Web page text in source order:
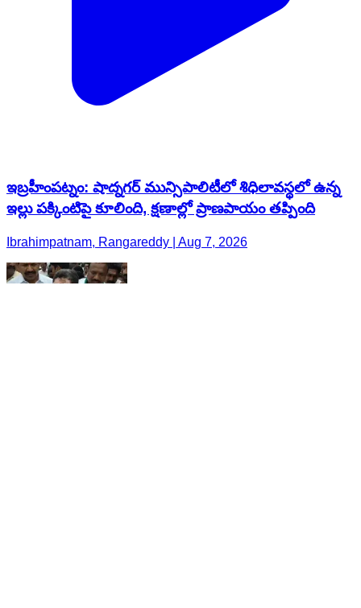
ఇబ్రహీంపట్నం: షాద్నగర్ మున్సిపాలిటీలో శిధిలావస్థలో ఉన్న
ఇల్లు పక్కింటిపై కూలింది, క్షణాల్లో ప్రాణపాయం తప్పింది
Ibrahimpatnam, Rangareddy | Aug 7, 2026